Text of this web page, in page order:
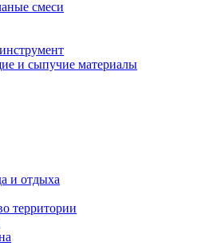
смеси
и сыпучие материалы
и отдыха
территории